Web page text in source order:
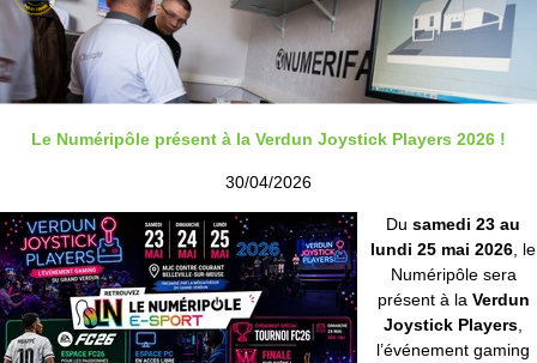
Le Numéripôle présent à la Verdun Joystick Players 2026 !
30/04/2026
Du samedi 23 au
lundi 25 mai 2026 , le
Numéripôle sera
présent à la Verdun
Joystick Players
l’événement gaming